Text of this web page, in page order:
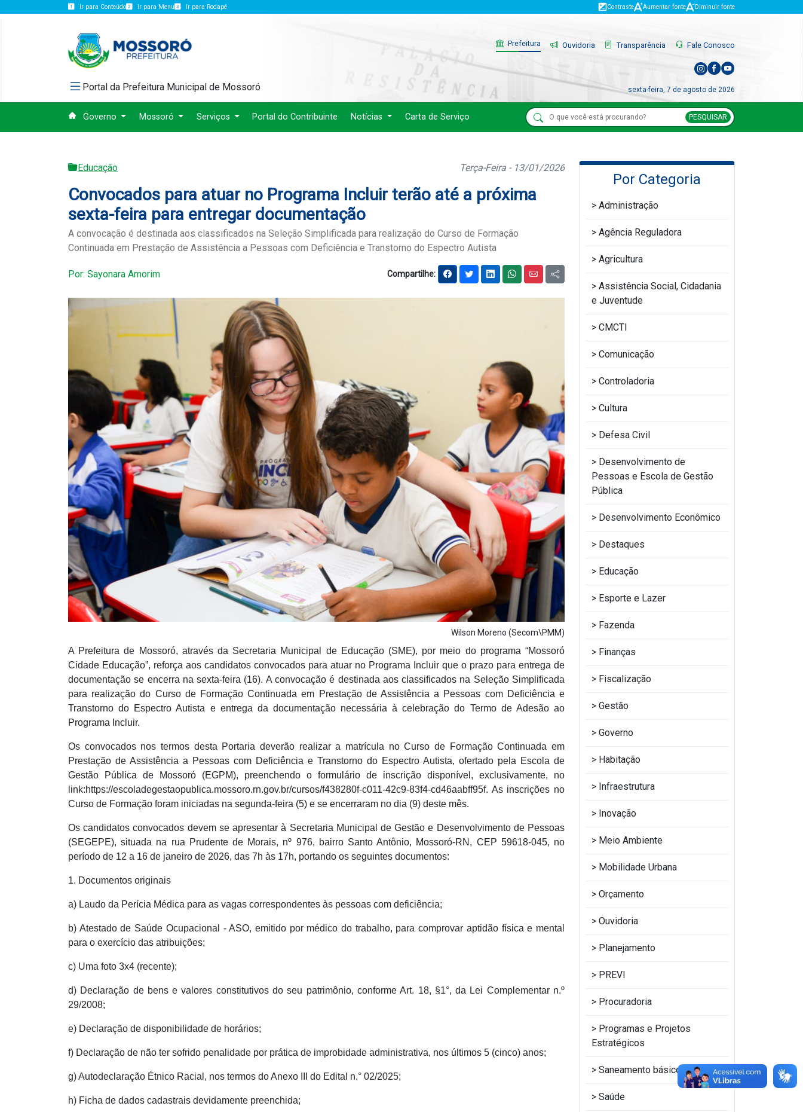
Ir para Conteúdo Ir para Menu Ir para Rodapé Contraste Aumentar fonte Diminuir fonte
Portal da Prefeitura Municipal de Mossoró
Prefeitura Ouvidoria Transparência Fale Conosco
sexta-feira, 7 de agosto de 2026
Governo Mossoró Serviços Portal do Contribuinte Notícias Carta de Serviço PESQUISAR
Educação Terça-Feira - 13/01/2026
Convocados para atuar no Programa Incluir terão até a próxima
sexta-feira para entregar documentação
A convocação é destinada aos classificados na Seleção Simplificada para realização do Curso de Formação
Continuada em Prestação de Assistência a Pessoas com Deficiência e Transtorno do Espectro Autista
Por: Sayonara Amorim Compartilhe:
Wilson Moreno (Secom\PMM)
A Prefeitura de Mossoró, através da Secretaria Municipal de Educação (SME), por meio do programa “Mossoró
Cidade Educação”, reforça aos candidatos convocados para atuar no Programa Incluir que o prazo para entrega de
documentação se encerra na sexta-feira (16). A convocação é destinada aos classificados na Seleção Simplificada
para realização do Curso de Formação Continuada em Prestação de Assistência a Pessoas com Deficiência e
Transtorno do Espectro Autista e entrega da documentação necessária à celebração do Termo de Adesão ao
Programa Incluir.
Os convocados nos termos desta Portaria deverão realizar a matrícula no Curso de Formação Continuada em
Prestação de Assistência a Pessoas com Deficiência e Transtorno do Espectro Autista, ofertado pela Escola de
Gestão Pública de Mossoró (EGPM), preenchendo o formulário de inscrição disponível, exclusivamente, no
link:https://escoladegestaopublica.mossoro.rn.gov.br/cursos/f438280f-c011-42c9-83f4-cd46aabff95f. As inscrições no
Curso de Formação foram iniciadas na segunda-feira (5) e se encerraram no dia (9) deste mês.
Os candidatos convocados devem se apresentar à Secretaria Municipal de Gestão e Desenvolvimento de Pessoas
(SEGEPE), situada na rua Prudente de Morais, nº 976, bairro Santo Antônio, Mossoró-RN, CEP 59618-045, no
período de 12 a 16 de janeiro de 2026, das 7h às 17h, portando os seguintes documentos:
1. Documentos originais
a) Laudo da Perícia Médica para as vagas correspondentes às pessoas com deficiência;
b) Atestado de Saúde Ocupacional - ASO, emitido por médico do trabalho, para comprovar aptidão física e mental
para o exercício das atribuições;
c) Uma foto 3x4 (recente);
d) Declaração de bens e valores constitutivos do seu patrimônio, conforme Art. 18, §1°, da Lei Complementar n.º
29/2008;
e) Declaração de disponibilidade de horários;
f) Declaração de não ter sofrido penalidade por prática de improbidade administrativa, nos últimos 5 (cinco) anos;
g) Autodeclaração Étnico Racial, nos termos do Anexo III do Edital n.° 02/2025;
h) Ficha de dados cadastrais devidamente preenchida;
Por Categoria
Administração
Agência Reguladora
Agricultura
Assistência Social, Cidadania
e Juventude
CMCTI
Comunicação
Controladoria
Cultura
Defesa Civil
Desenvolvimento de
Pessoas e Escola de Gestão
Pública
Desenvolvimento Econômico
Destaques
Educação
Esporte e Lazer
Fazenda
Finanças
Fiscalização
Gestão
Governo
Habitação
Infraestrutura
Inovação
Meio Ambiente
Mobilidade Urbana
Orçamento
Ouvidoria
Planejamento
PREVI
Procuradoria
Programas e Projetos
Estratégicos
Saneamento básico
Saúde